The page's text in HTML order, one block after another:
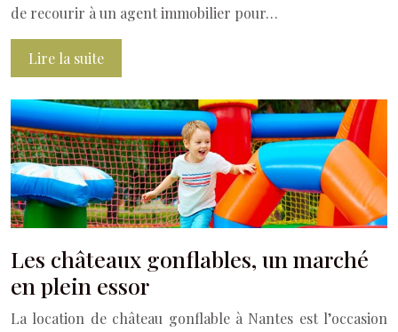
de recourir à un agent immobilier pour…
Lire la suite
Les châteaux gonflables, un marché
en plein essor
La location de château gonflable à Nantes est l’occasion